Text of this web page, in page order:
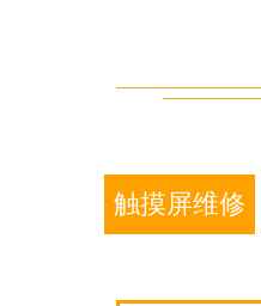
触摸屏维修